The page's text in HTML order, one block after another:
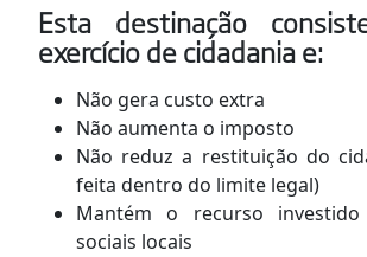
Esta destinação
exercício de cidadania e:
Não gera custo extra
Não aumenta o imposto
Não reduz a restituição do
feita dentro do limite legal)
Mantém o recurso
sociais locais